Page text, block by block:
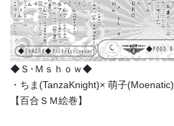
◆Ｓ･Ｍｓｈｏｗ◆
・ちま(TanzaKnight)× 萌子(Moenatic)
【百合ＳＭ絵巻】